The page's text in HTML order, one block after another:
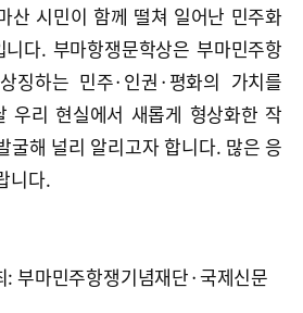
산 시민이 함께 떨쳐 일어난 민주화
니다. 부마항쟁문학상은 부마민주항
징하는 민주·인권·평화의 가치를
우리 현실에서 새롭게 형상화한 작
굴해 널리 알리고자 합니다. 많은 응
니다.
부마민주항쟁기념재단·국제신문